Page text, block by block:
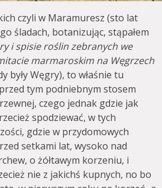
czyli w Maramuresz (sto lat
śladach, botanizując, stąpałem
i spisie roślin zebranych we
marmaroskim na Węgrzech
były Węgry), to właśnie tu
tym podniebnym stosem
czego jednak gdzie jak
spodziewać, w tych
gdzie w przydomowych
setkami lat, wysoko nad
o żółtawym korzeniu, i
nie z jakichś kupnych, no bo